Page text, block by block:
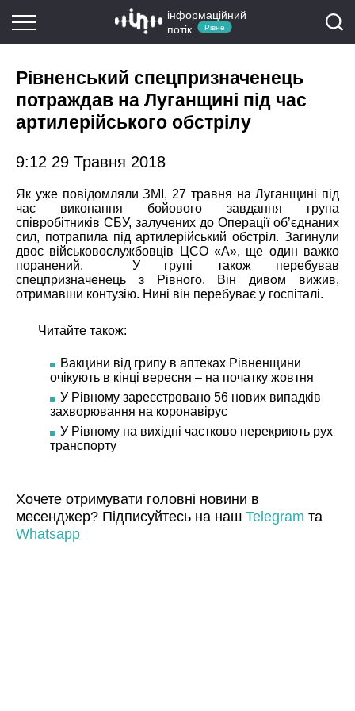
інформаційний
потік
Рівне
Рівненський спецпризначенець
потраждав на Луганщині під час
артилерійського обстрілу
9:12 29 Травня 2018
Як уже повідомляли ЗМІ, 27 травня на Луганщині під
час виконання бойового завдання група
співробітників СБУ, залучених до Операції об’єднаних
сил, потрапила під артилерійський обстріл. Загинули
двоє військовослужбовців ЦСО «А», ще один важко
поранений. У групі також перебував
спецпризначенець з Рівного. Він дивом вижив,
отримавши контузію. Нині він перебуває у госпіталі.
Читайте також:
Вакцини від грипу в аптеках Рівненщини
очікують в кінці вересня – на початку жовтня
У Рівному зареєстровано 56 нових випадків
захворювання на коронавірус
У Рівному на вихідні частково перекриють рух
транспорту
Хочете отримувати головні новини в
месенджер? Підписуйтесь на наш Telegram та
Whatsapp